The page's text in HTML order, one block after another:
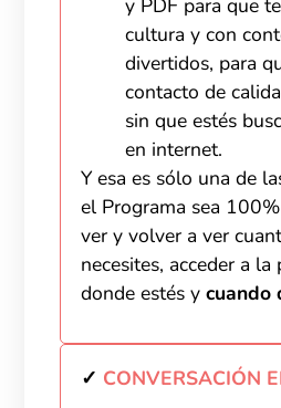
cultura y con
divertidos, para
contacto de
sin que estés
en internet.
Y esa es sólo una de
el Programa sea
ver y volver a ver
necesites, acceder a
donde estés y cuando
✓ CONVERSACIÓN